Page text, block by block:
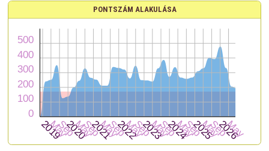
PONTSZÁM ALAKULÁSA